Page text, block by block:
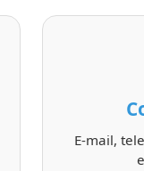
E-mail,